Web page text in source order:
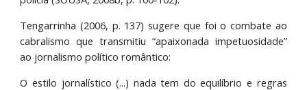
Tengarrinha (2006, p. 137) sugere que foi o combate ao
cabralismo que transmitiu “apaixonada impetuosidade”
ao jornalismo político romântico:
O estilo jornalístico (...) nada tem do equilíbrio e regras